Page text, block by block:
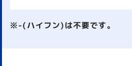
※-(ハイフン)は不要です。